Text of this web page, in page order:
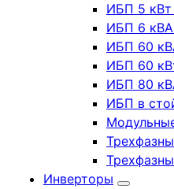
ИБП 5 кВт
ИБП 6
ИБП 60
ИБП 60
ИБП 80
ИБП в
Инверторы